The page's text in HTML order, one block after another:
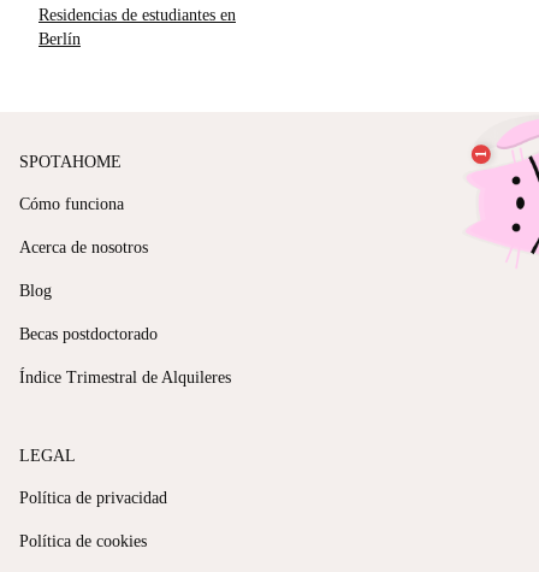
Residencias de estudiantes en
Berlín
SPOTAHOME
Cómo funciona
Acerca de nosotros
Blog
Becas postdoctorado
Índice Trimestral de Alquileres
LEGAL
Política de privacidad
Política de cookies